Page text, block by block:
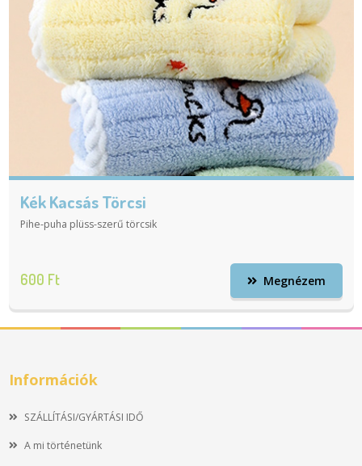
Kék Kacsás Törcsi
Pihe-puha plüss-szerű törcsik
600 Ft Megnézem
Információk
SZÁLLÍTÁSI/GYÁRTÁSI IDŐ
A mi történetünk